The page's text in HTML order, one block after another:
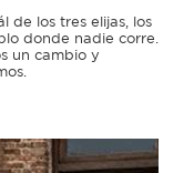
de los tres elijas, los
donde nadie corre.
un cambio y